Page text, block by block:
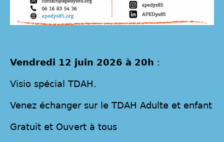
Vendredi 12 juin 2026 à 20h :
Visio spécial TDAH.
Venez échanger sur le TDAH Adulte et enfant
Gratuit et Ouvert à tous